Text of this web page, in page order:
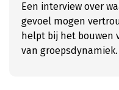
Een interview over
gevoel mogen
helpt bij het bouwen
van groepsdynamiek.